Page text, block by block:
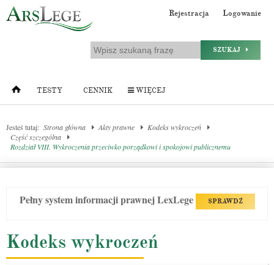
Rejestracja Logowanie
SZUKAJ
TESTY CENNIK WIĘCEJ
Jesteś tutaj: Strona główna Akty prawne
Kodeks wykroczeń
Część szczególna
Rozdział VIII. Wykroczenia przeciwko porządkowi i spokojowi publicznemu
Pełny system informacji prawnej LexLege SPRAWDŹ
Kodeks wykroczeń